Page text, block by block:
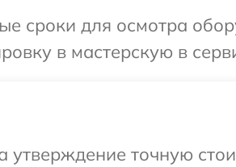
сроки для осмотра
в мастерскую в
точную